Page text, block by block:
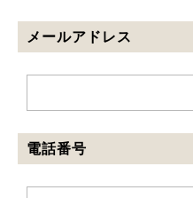
メールアドレス
電話番号